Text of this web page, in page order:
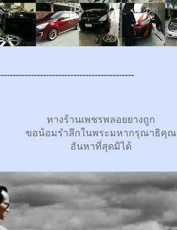
ทางร้านเพชรพลอยยางถูก
ขอน้อมรำลึกในพระมหากรุณาธิคุณ
อันหาที่สุดมิได้